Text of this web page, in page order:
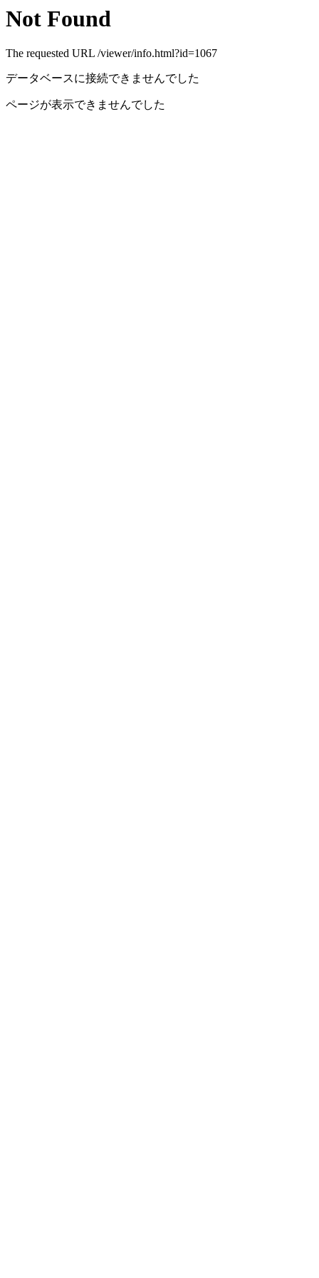
Not Found
The requested URL /viewer/info.html?id=1067
データベースに接続できませんでした
ページが表示できませんでした